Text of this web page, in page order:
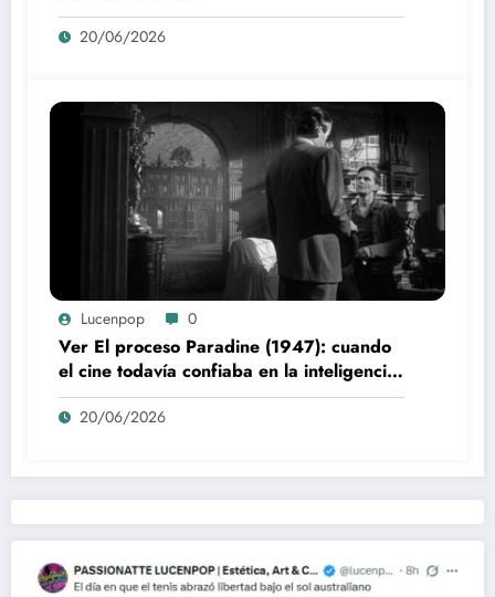
20/06/2026
Lucenpop 0
Ver El proceso Paradine (1947): cuando
el cine todavía confiaba en la inteligencia
del espectador
20/06/2026